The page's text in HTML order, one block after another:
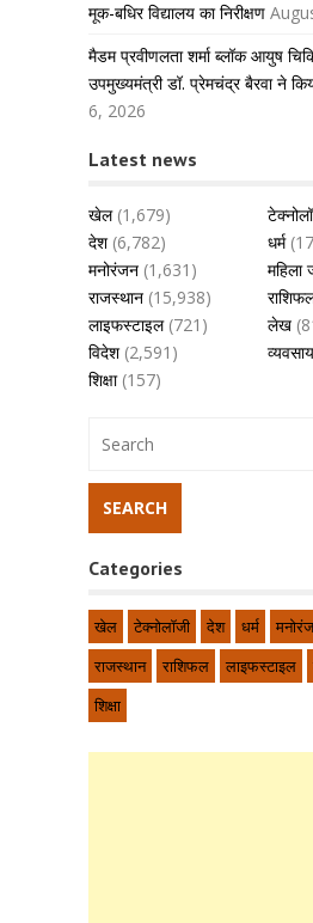
मूक-बधिर विद्यालय का निरीक्षण
मैडम प्रवीणलता शर्मा ब्लॉक आयुष
उपमुख्यमंत्री डॉ. प्रेमचंद्र बैरवा ने
6, 2026
Latest news
खेल(1,679)
देश(6,782) धर्म
मनोरंजन (1,631) महिला
राजस्थान (15,938)
लाइफस्टाइल(721) लेख
विदेश(2,591) व्यवसाय
शिक्षा(157)
Categories
खेल टेक्नोलॉजी देश धर्म
राजस्थान
राशिफल लाइफस्टाइल
शिक्षा